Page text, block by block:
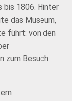
bis 1806. Hinter
das Museum,
führt: von den
zum Besuch